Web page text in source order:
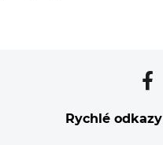
Rychlé odkazy